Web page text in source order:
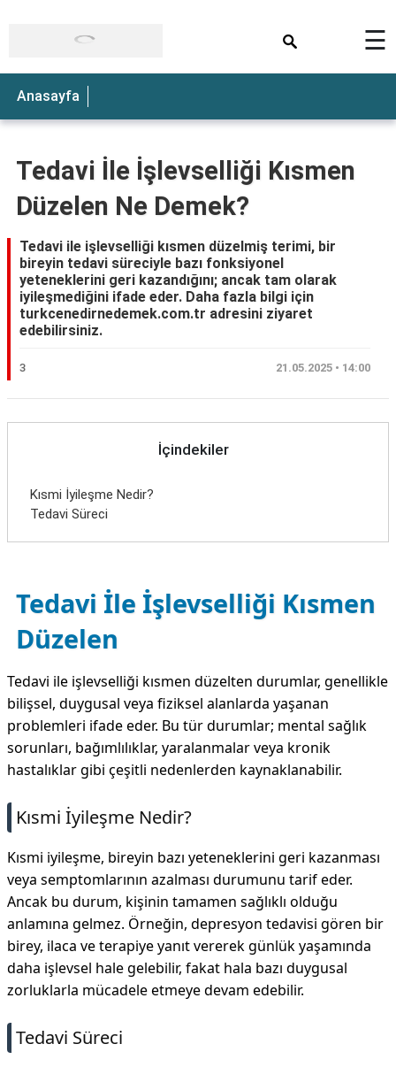
☰
Anasayfa
Tedavi İle İşlevselliği Kısmen
Düzelen Ne Demek?
Tedavi ile işlevselliği kısmen düzelmiş terimi, bir
bireyin tedavi süreciyle bazı fonksiyonel
yeteneklerini geri kazandığını; ancak tam olarak
iyileşmediğini ifade eder. Daha fazla bilgi için
turkcenedirnedemek.com.tr adresini ziyaret
edebilirsiniz.
3 21.05.2025 • 14:00
İçindekiler
Kısmi İyileşme Nedir?
Tedavi Süreci
Tedavi İle İşlevselliği Kısmen
Düzelen
Tedavi ile işlevselliği kısmen düzelten durumlar, genellikle
bilişsel, duygusal veya fiziksel alanlarda yaşanan
problemleri ifade eder. Bu tür durumlar; mental sağlık
sorunları, bağımlılıklar, yaralanmalar veya kronik
hastalıklar gibi çeşitli nedenlerden kaynaklanabilir.
Kısmi İyileşme Nedir?
Kısmi iyileşme, bireyin bazı yeteneklerini geri kazanması
veya semptomlarının azalması durumunu tarif eder.
Ancak bu durum, kişinin tamamen sağlıklı olduğu
anlamına gelmez. Örneğin, depresyon tedavisi gören bir
birey, ilaca ve terapiye yanıt vererek günlük yaşamında
daha işlevsel hale gelebilir, fakat hala bazı duygusal
zorluklarla mücadele etmeye devam edebilir.
Tedavi Süreci